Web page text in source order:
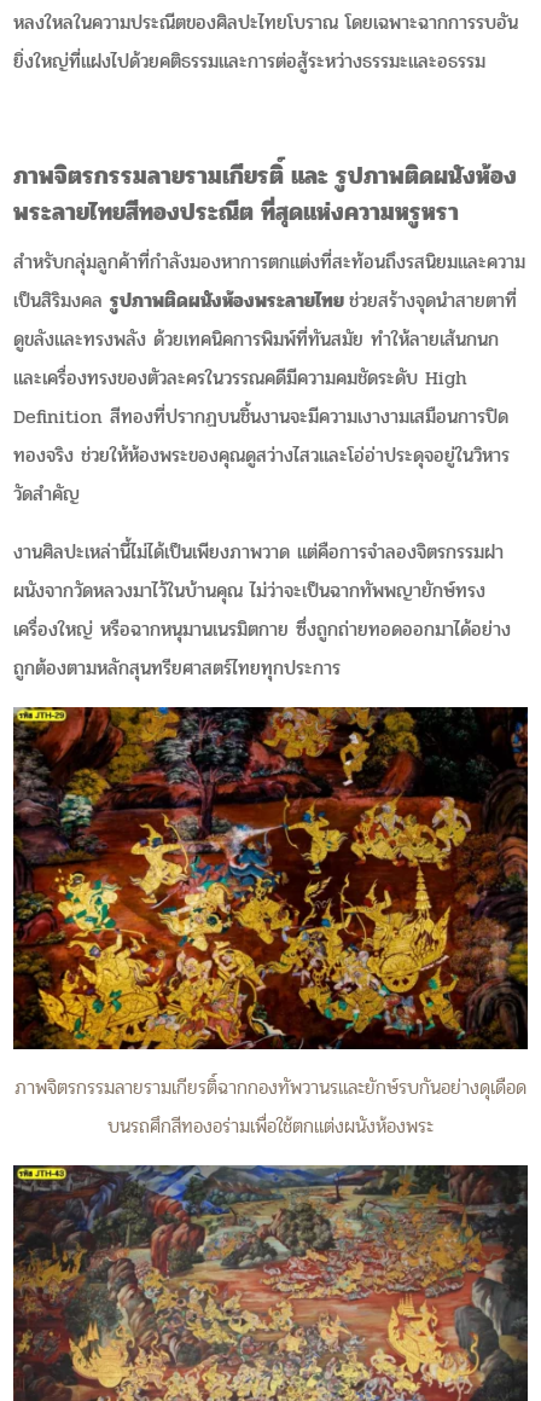
หลงใหลในความประณีตของศิลปะไทยโบราณ โดยเฉพาะฉากการรบอัน
ยิ่งใหญ่ที่แฝงไปด้วยคติธรรมและการต่อสู้ระหว่างธรรมะและอธรรม
ภาพจิตรกรรมลายรามเกียรติ์ และ รูปภาพติดผนังห้อง
พระลายไทยสีทองประณีต ที่สุดแห่งความหรูหรา
สำหรับกลุ่มลูกค้าที่กำลังมองหาการตกแต่งที่สะท้อนถึงรสนิยมและความ
เป็นสิริมงคลรูปภาพติดผนังห้องพระลายไทยช่วยสร้างจุดนำสายตาที่
ดูขลังและทรงพลัง ด้วยเทคนิคการพิมพ์ที่ทันสมัย ทำให้ลายเส้นกนก
และเครื่องทรงของตัวละครในวรรณคดีมีความคมชัดระดับ High
Definition สีทองที่ปรากฏบนชิ้นงานจะมีความเงางามเสมือนการปิด
ทองจริง ช่วยให้ห้องพระของคุณดูสว่างไสวและโอ่อ่าประดุจอยู่ในวิหาร
วัดสำคัญ
งานศิลปะเหล่านี้ไม่ได้เป็นเพียงภาพวาด แต่คือการจำลองจิตรกรรมฝา
ผนังจากวัดหลวงมาไว้ในบ้านคุณ ไม่ว่าจะเป็นฉากทัพพญายักษ์ทรง
เครื่องใหญ่ หรือฉากหนุมานเนรมิตกาย ซึ่งถูกถ่ายทอดออกมาได้อย่าง
ถูกต้องตามหลักสุนทรียศาสตร์ไทยทุกประการ
ภาพจิตรกรรมลายรามเกียรติ์ฉากกองทัพวานรและยักษ์รบกันอย่างดุเดือด
บนรถศึกสีทองอร่ามเพื่อใช้ตกแต่งผนังห้องพระ